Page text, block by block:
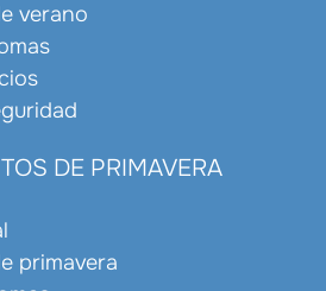
verano
DE PRIMAVERA
primavera